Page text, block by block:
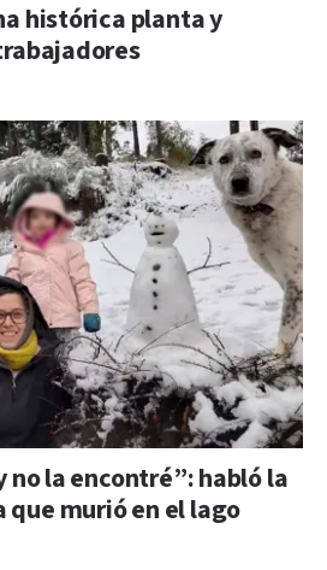
histórica planta y
no la encontré”: habló la
que murió en el lago